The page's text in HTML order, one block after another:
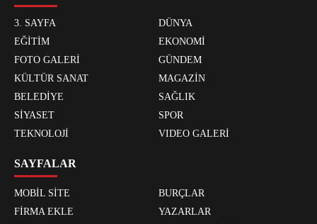
3. SAYFA
DÜNYA
EĞİTİM
EKONOMİ
FOTO GALERİ
GÜNDEM
KÜLTÜR SANAT
MAGAZİN
BELEDİYE
SAĞLIK
SİYASET
SPOR
TEKNOLOJİ
VIDEO GALERİ
SAYFALAR
MOBİL SİTE
BURÇLAR
FİRMA EKLE
YAZARLAR